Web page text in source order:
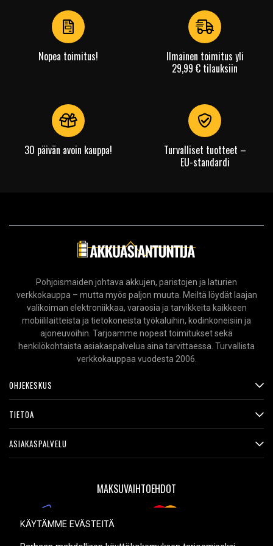
Nopea toimitus!
Ilmainen toimitus yli
29,99 € tilauksiin
30 päivän avoin kauppa!
Turvalliset tuotteet –
EU-standardi
Pohjoismaiden johtava akkujen, paristojen ja laturien
verkkokauppa – mutta myös paljon muuta. Meiltä löydät laajan
valikoiman elektroniikkaa, varaosia ja tarvikkeita kaikkeen
mobiililaitteista ja tietokoneista työkaluihin, kodinkoneisiin ja
ajoneuvoihin. Tarjoamme nopeat toimitukset sekä
henkilökohtaista asiakaspalvelua aina tarvittaessa. Turvallista
verkkokauppaa vuodesta 2006.
OHJEKESKUS
TIETOA
ASIAKASPALVELU
MAKSUVAIHTOEHDOT
KÄYTÄMME EVÄSTEITÄ